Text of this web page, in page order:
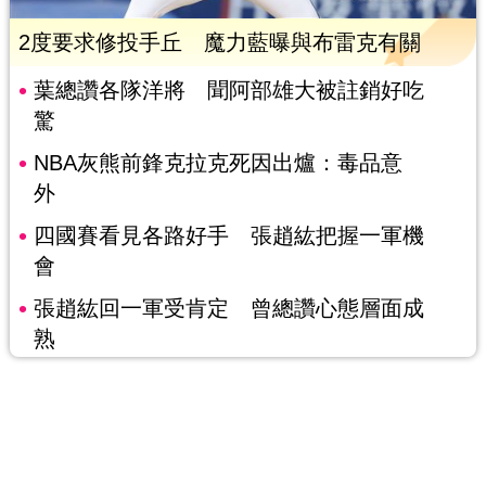
2度要求修投手丘 魔力藍曝與布雷克有關
葉總讚各隊洋將 聞阿部雄大被註銷好吃
驚
NBA灰熊前鋒克拉克死因出爐：毒品意
外
四國賽看見各路好手 張趙紘把握一軍機
會
張趙紘回一軍受肯定 曾總讚心態層面成
熟